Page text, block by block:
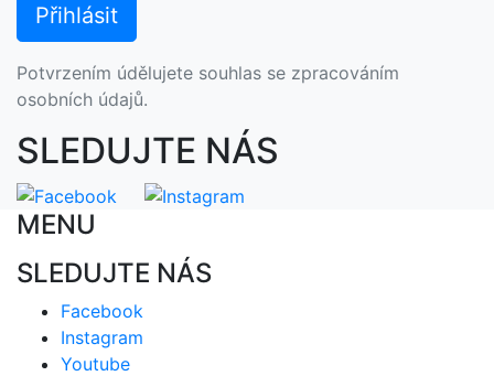
Potvrzením údělujete souhlas se zpracováním
osobních údajů.
SLEDUJTE NÁS
MENU
SLEDUJTE NÁS
Facebook
Instagram
Youtube